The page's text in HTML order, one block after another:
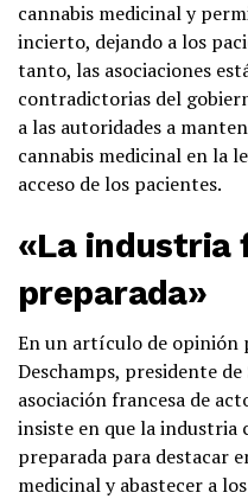
cannabis medicinal y
incierto, dejando a los
tanto, las asociaciones
contradictorias del
a las autoridades a
cannabis medicinal en la
acceso de los pacientes.
«La industria
preparada»
En un artículo de opinión
Deschamps, presidente
asociación francesa de
insiste en que la industria
preparada para destacar
medicinal y abastecer a